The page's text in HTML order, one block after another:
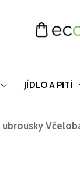
JÍDLO A PITÍ